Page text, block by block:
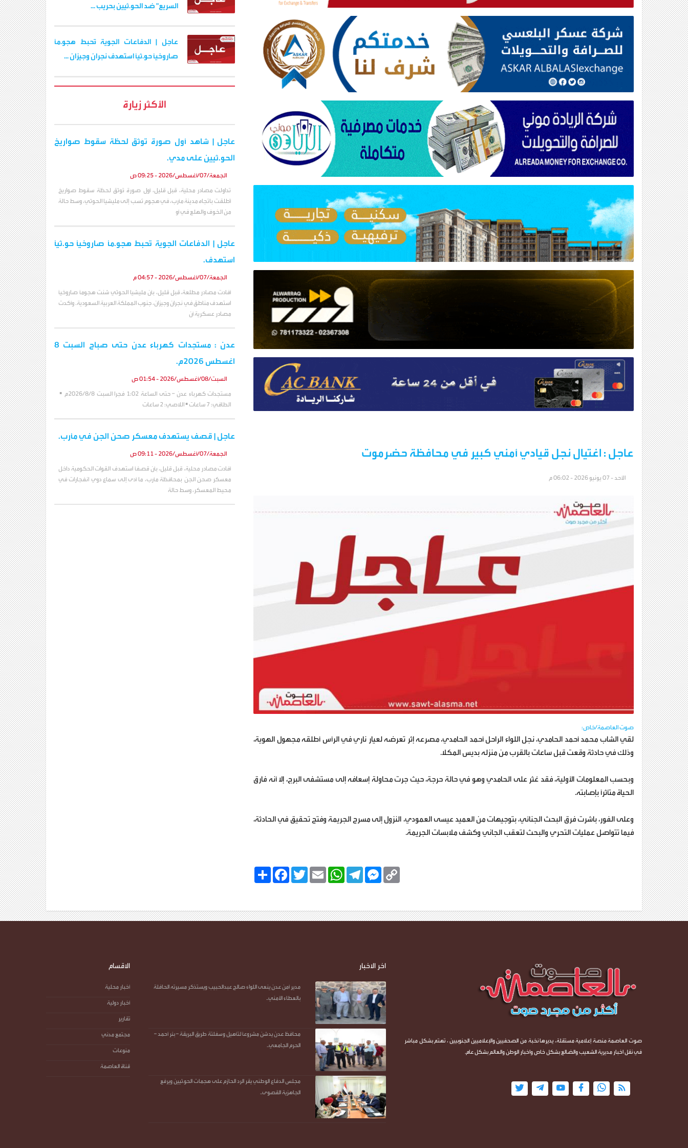
عاجل : اغتيال نجل قيادي أمني كبير في محافظة حضرموت
الأحد - 07 يونيو 2026 - 06:02 م
صوت العاصمة/خاص:
لقي الشاب محمد أحمد الحامدي، نجل اللواء الراحل أحمد الحامدي، مصرعه إثر تعرضه لعيار ناري في الرأس أطلقه مجهول الهوية،
وذلك في حادثة وقعت قبل ساعات بالقرب من منزله بديس المكلا.
وبحسب المعلومات الأولية، فقد عُثر على الحامدي وهو في حالة حرجة، حيث جرت محاولة إسعافه إلى مستشفى البرج، إلا أنه فارق
الحياة متأثراً بإصابته.
وعلى الفور، باشرت فرق البحث الجنائي، بتوجيهات من العميد عيسى العمودي، النزول إلى مسرح الجريمة وفتح تحقيق في الحادثة،
فيما تتواصل عمليات التحري والبحث لتعقب الجاني وكشف ملابسات الجريمة.
ا
F
a
o
o
T
w
e
r
E
m
W
h
A
p
T
r
a
M
e
n
g
C
i
n
السريع" ضد الحو.ثيين بحريب ...
عاجل | الدفاعات الجوية تُحبط هجو.مًا
صاروخيًا حو.ثيًا استهدف نجران وجيزان ...
الأكثر زيارة
عاجل | شاهد أول صورة توثق لحظة سقوط صواريخ
الحو.ثيين على مدي.
الجمعة/07/أغسطس/2026 - 09:25 ص
تداولت مصادر محلية، قبل قليل، أول صورة تُوثق لحظة سقوط صواريخ
أُطلقت باتجاه مدينة مأرب، في هجوم نُسب إلى مليشيا الحوثي، وسط حالة
من الخوف والهلع في أو
عاجل | الدفاعات الجوية تُحبط هجو.مًا صاروخيًا حو.ثيًا
استهدف.
الجمعة/07/أغسطس/2026 - 04:57 م
أفادت مصادر مطلعة، قبل قليل، بأن مليشيا الحوثي شنت هجومًا صاروخيًا
استهدف مناطق في نجران وجيزان، جنوب المملكة العربية السعودية. وأكدت
مصادر عسكرية أن
عدن : مستجدات كهرباء عدن حتى صباح السبت 8
اغسطس 2026م.
السبت/08/أغسطس/2026 - 01:54 ص
مستجدات كهرباء عدن – حتى الساعة 1:02 فجرا السبت 2026/8/8م ▪️
الطافي: 7 ساعات ▪️ اللاصي: 2 ساعات
عاجل | قصف يستهدف معسكر صحن الجن في مأرب.
الجمعة/07/أغسطس/2026 - 09:11 ص
أفادت مصادر محلية، قبل قليل، بأن قصفًا استهدف القوات الحكومية داخل
معسكر صحن الجن بمحافظة مأرب، ما أدى إلى سماع دوي انفجارات في
محيط المعسكر، وسط حالة
صوت العاصمة منصة إعلامية مستقلة، يديرها نخبة من الصحفيين والإعلاميين الجنوبيين ، تهتم بشكل مباشر
في نقل اخبار مديرية الشعيب والضالع بشكل خاص واخبار الوطن والعالم بشكل عام.
اخر الاخبار
مدير أمن عدن ينعى اللواء صالح عبدالحبيب ويستذكر مسيرته الحافلة
بالعطاء الأمني..
محافظ عدن يدشن مشروعًا لتأهيل وسفلتة طريق البريقة – بئر أحمد –
الحرم الجامعي..
مجلس الدفاع الوطني يقر الرد الحازم على هجمات الحو.ثيين ويرفع
الجاهزية القصوى..
الاقسام
أخبار محلية
أخبار دولية
تقارير
مجتمع مدني
منوعات
قناة العاصمة